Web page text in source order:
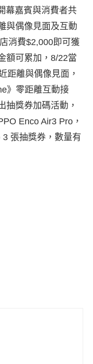
幕嘉賓與消費者共
與偶像見面及互動
消費$2,000即可獲
額可累加，8/22當
距離與偶像見面，
》零距離互動接
抽獎券加碼活動，
Enco Air3 Pro，
張抽獎券，數量有